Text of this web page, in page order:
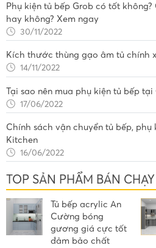
Phụ kiện tủ bếp Grob có tốt không?
hay không? Xem ngay
30/11/2022
Kích thước thùng gạo âm tủ chính
14/11/2022
Tại sao nên mua phụ kiện tủ bếp
17/06/2022
Chính sách vận chuyển tủ bếp, phụ
Kitchen
16/06/2022
TOP SẢN PHẨM BÁN CHẠY
Tủ bếp acrylic An
Cường bóng
gương giá cực tốt
đảm bảo chất